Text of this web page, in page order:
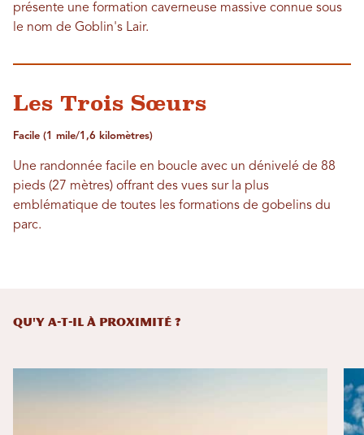
présente une formation caverneuse massive connue sous
le nom de Goblin's Lair.
Les Trois Sœurs
Facile (1 mile/1,6 kilomètres)
Une randonnée facile en boucle avec un dénivelé de 88
pieds (27 mètres) offrant des vues sur la plus
emblématique de toutes les formations de gobelins du
parc.
QU'Y A-T-IL À PROXIMITÉ ?